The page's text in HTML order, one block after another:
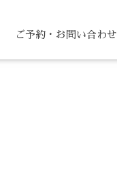
ご予約・お問い合わせ